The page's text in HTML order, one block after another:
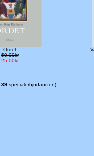
Ordet
50,00kr
25,00kr
39 specialerbjudanden)